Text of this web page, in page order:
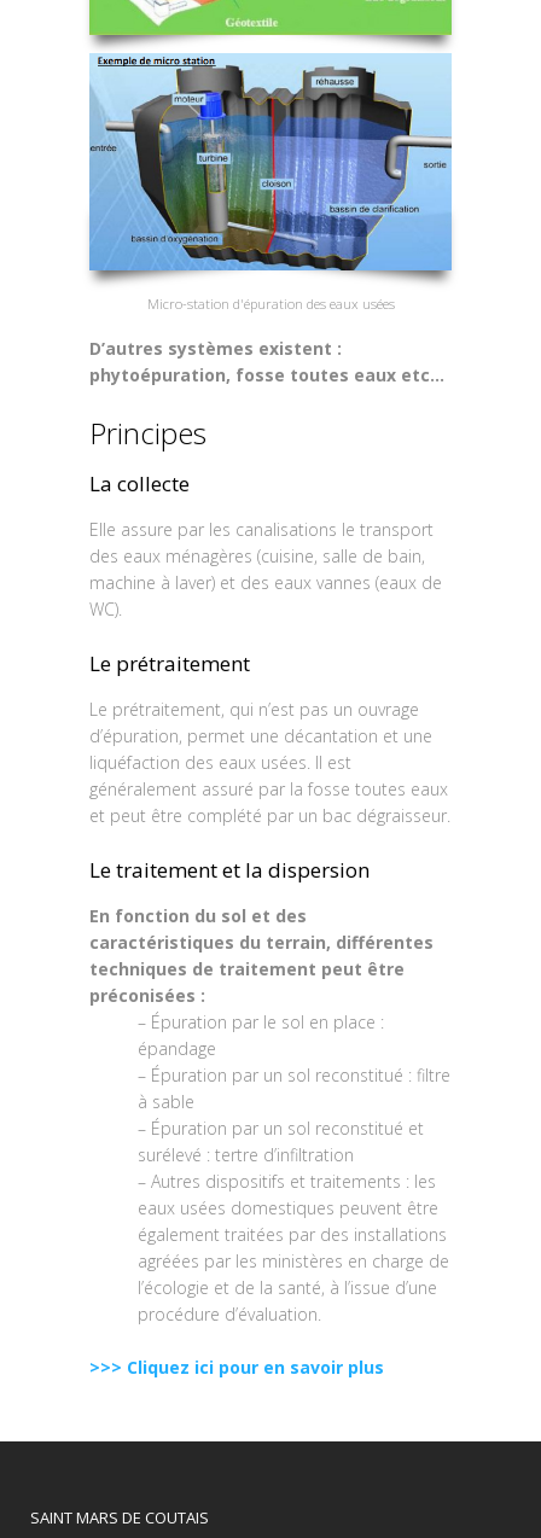
Micro-station d'épuration des eaux usées
D’autres systèmes existent :
phytoépuration, fosse toutes eaux etc…
Principes
La collecte
Elle assure par les canalisations le transport
des eaux ménagères (cuisine, salle de bain,
machine à laver) et des eaux vannes (eaux de
WC).
Le prétraitement
Le prétraitement, qui n’est pas un ouvrage
d’épuration, permet une décantation et une
liquéfaction des eaux usées. Il est
généralement assuré par la fosse toutes eaux
et peut être complété par un bac dégraisseur.
Le traitement et la dispersion
En fonction du sol et des
caractéristiques du terrain, différentes
techniques de traitement peut être
préconisées :
– Épuration par le sol en place :
épandage
– Épuration par un sol reconstitué : filtre
à sable
– Épuration par un sol reconstitué et
surélevé : tertre d’infiltration
– Autres dispositifs et traitements : les
eaux usées domestiques peuvent être
également traitées par des installations
agréées par les ministères en charge de
l’écologie et de la santé, à l’issue d’une
procédure d’évaluation.
>>> Cliquez ici pour en savoir plus
SAINT MARS DE COUTAIS